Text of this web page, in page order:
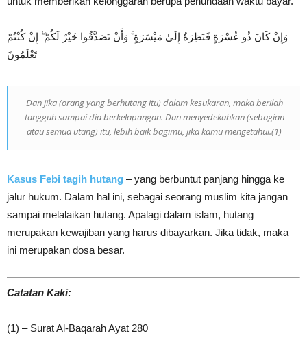
وَإِنْ كَانَ ذُو عُسْرَةٍ فَنَظِرَةٌ إِلَىٰ مَيْسَرَةٍ ۚ وَأَنْ تَصَدَّقُوا خَيْرٌ لَكُمْ ۖ إِنْ كُنْتُمْ
تَعْلَمُونَ
Dan jika (orang yang berhutang itu) dalam kesukaran, maka berilah
tangguh sampai dia berkelapangan. Dan menyedekahkan (sebagian
atau semua utang) itu, lebih baik bagimu, jika kamu mengetahui.(1)
Kasus Febi tagih hutang – yang berbuntut panjang hingga ke
jalur hukum. Dalam hal ini, sebagai seorang muslim kita jangan
sampai melalaikan hutang. Apalagi dalam islam, hutang
merupakan kewajiban yang harus dibayarkan. Jika tidak, maka
ini merupakan dosa besar.
Catatan Kaki:
(1) – Surat Al-Baqarah Ayat 280